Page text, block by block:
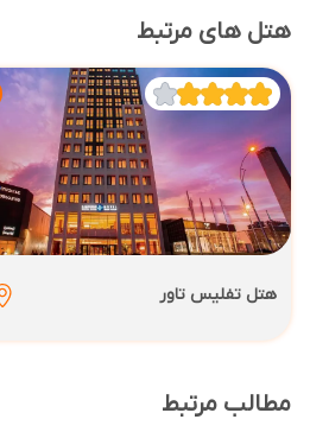
هتل های مرتبط
هتل تفلیس تاور
مطالب مرتبط